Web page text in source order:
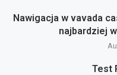
Nawigacja w vavada
najbardziej
Test